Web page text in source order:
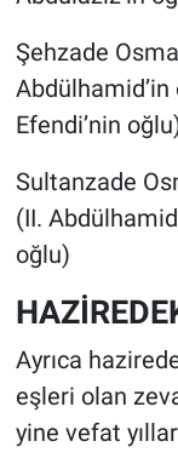
Şehzade
Efendi’nin
Sultanzade
(II.
oğlu)
Ayrıca
eşleri olan
yine vefat